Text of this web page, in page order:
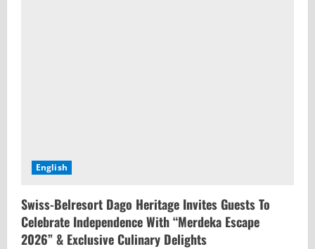
English
Swiss-Belresort Dago Heritage Invites Guests To
Celebrate Independence With “Merdeka Escape
2026” & Exclusive Culinary Delights